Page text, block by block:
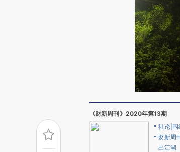
《财新周刊》2020年第13期
社论|围
财新周
出江湖